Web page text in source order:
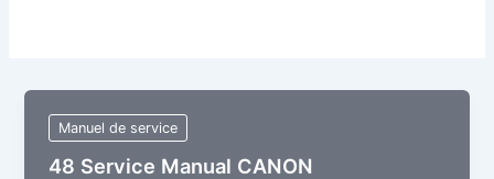
Manuel de service
48 Service Manual CANON